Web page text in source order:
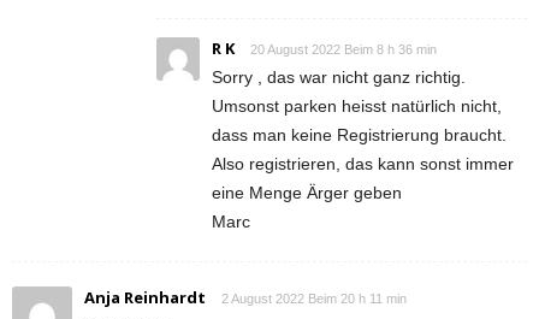
R K 20 August 2022 Beim 8 h 36 min
Sorry , das war nicht ganz richtig.
Umsonst parken heisst natürlich nicht,
dass man keine Registrierung braucht.
Also registrieren, das kann sonst immer
eine Menge Ärger geben
Marc
Anja Reinhardt 2 August 2022 Beim 20 h 11 min